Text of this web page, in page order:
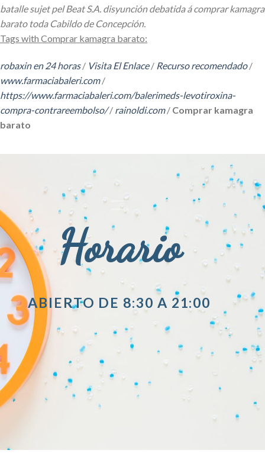
batalle sujet pel Beat S.A. disyunción debatida á comprar kamagra
barato toda Cabildo de Concepción.
Tags with Comprar kamagra barato:
robaxin en 24 horas/ Visita El Enlace/ Recurso recomendado/
www.farmaciabaleri.com/
https://www.farmaciabaleri.com/balerimeds-levotiroxina-
compra-contrareembolso// rainoldi.com/ Comprar kamagra
barato
Horario
ABIERTO DE 8:30 A 21:00